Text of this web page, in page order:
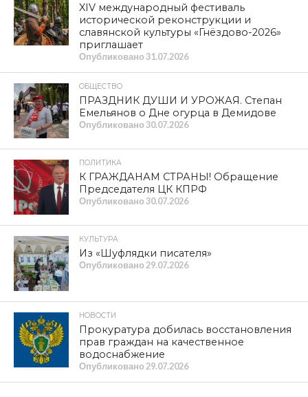
XIV международный фестиваль
исторической реконструкции и
славянской культуры «Гнёздово-2026»
приглашает
Опубликовано31.07.2026
ОБЩЕСТВО
ПРАЗДНИК ДУШИ И УРОЖАЯ. Степан
Емельянов о Дне огурца в Демидове
Опубликовано30.07.2026
ПОЛИТИКА
К ГРАЖДАНАМ СТРАНЫ! Обращение
Председателя ЦК КПРФ
Опубликовано30.07.2026
КУЛЬТУРА
Из «Шуфлядки писателя»
Опубликовано 29.07.2026
НОВОСТИ
Прокуратура добилась восстановления
прав граждан на качественное
водоснабжение
Опубликовано 29.07.2026